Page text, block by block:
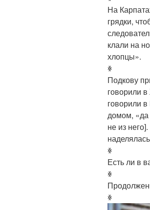
На
грядки,
клали на
хлопцы».
ꏍ
Подкову
говорили
говорили
домом, «да
не из
ꏍ
Есть ли в
ꏍ
ꏍ